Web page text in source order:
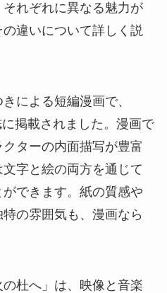
れぞれに異なる魅力が
違いについて詳しく説
による短編漫画で、
に掲載されました。漫画で
ターの内面描写が豊富
字と絵の両方を通じて
できます。紙の質感や
の雰囲気も、漫画なら
杜へ」は、映像と音楽